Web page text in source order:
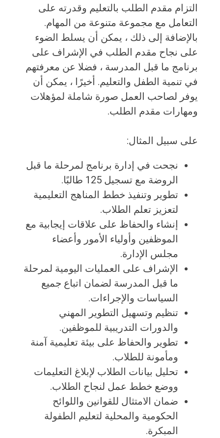
التزام مقدم الطلب بالتعليم وقدرته على
التعامل مع مجموعة متنوعة من المهام.
بالإضافة إلى ذلك ، يمكن أن يسلط الضوء
على نجاح مقدم الطلب في الإشراف على
برنامج ما قبل المدرسة ، فضلا عن معرفتهم
في تنمية الطفل والتعليم. أخيرًا ، يمكن أن
يوفر لصاحب العمل صورة شاملة لمؤهلات
ومهارات مقدم الطلب.
على سبيل المثال:
نجحت في إدارة برنامج لمرحلة ما قبل
الروضة مع تسجيل 125 طالبًا.
تطوير وتنفيذ خطط المناهج التعليمية
لتعزيز تعلم الطلاب.
إنشاء والحفاظ على علاقات إيجابية مع
الموظفين وأولياء الأمور وأعضاء
مجلس الإدارة.
الإشراف على العمليات اليومية لمرحلة
ما قبل المدرسة لضمان اتباع جميع
السياسات والإجراءات.
تنظيم وتسهيل التطوير المهني
والدورات التدريبية للموظفين.
تطوير والحفاظ على بيئة تعليمية آمنة
ومأمونة للطلاب.
تحليل بيانات الطلاب لإبلاغ التعليمات
ووضع خطط عمل لنجاح الطلاب.
ضمان الامتثال للقوانين واللوائح
الحكومية والمحلية لتعليم الطفولة
المبكرة.